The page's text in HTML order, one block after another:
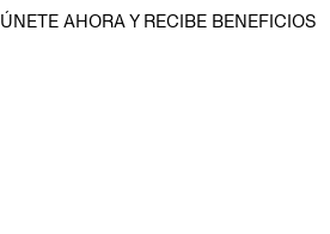
ÚNETE AHORA Y RECIBE BENEFICIOS